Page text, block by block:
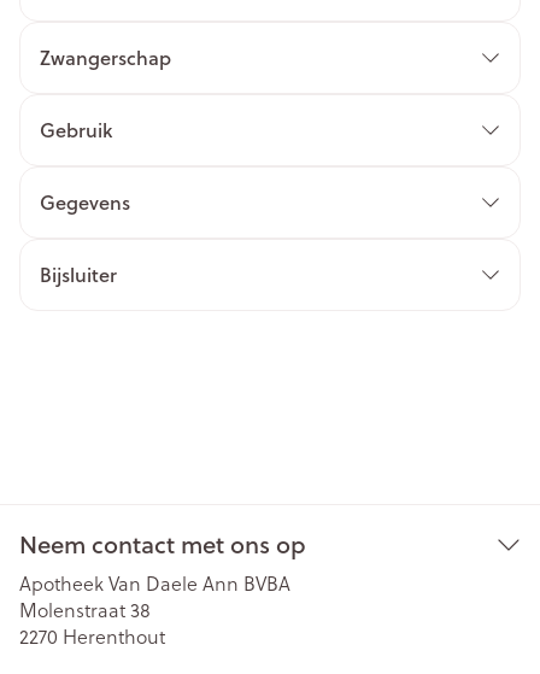
Zwangerschap
Gebruik
Gegevens
Bijsluiter
Neem contact met ons op
Apotheek Van Daele Ann BVBA
Molenstraat 38
2270 Herenthout